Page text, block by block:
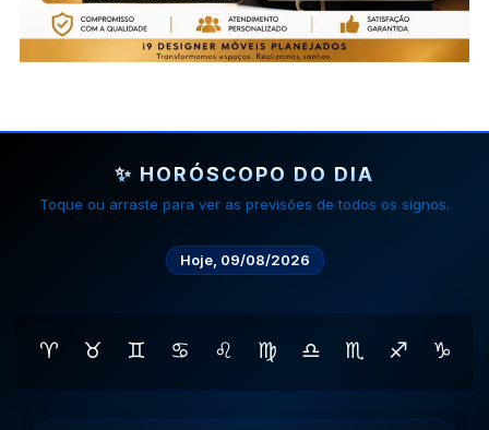
✨ HORÓSCOPO DO DIA
Toque ou arraste para ver as previsões de todos os signos.
Hoje, 09/08/2026
♈ ♉ ♊ ♋ ♌ ♍ ♎ ♏ ♐ ♑